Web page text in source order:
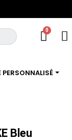
PERSONNALISÉ
Bleu